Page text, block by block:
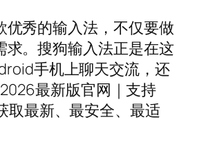
秀的输入法，不仅要做
。搜狗输入法正是在这
手机上聊天交流，还
最新版官网｜支持
取最新、最安全、最适